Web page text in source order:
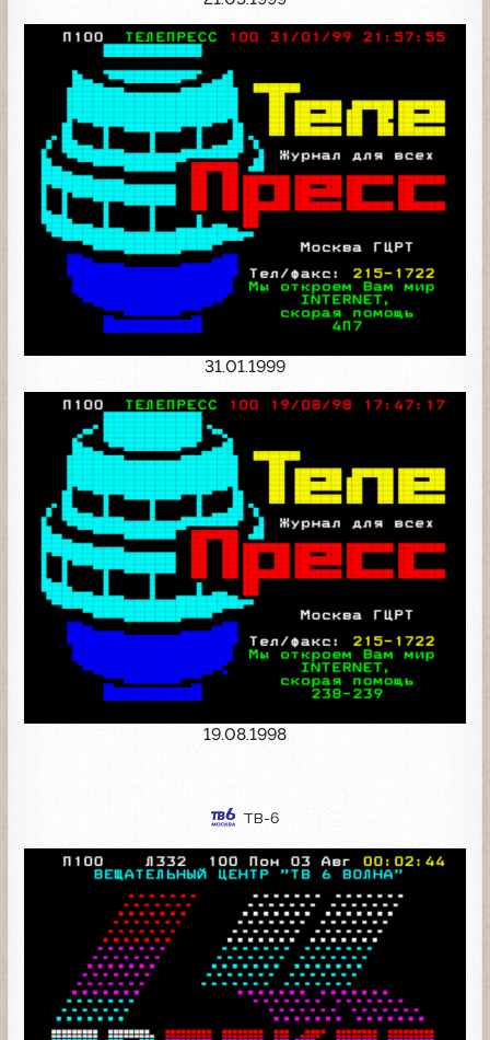
31.01.1999
19.08.1998
ТВ-6